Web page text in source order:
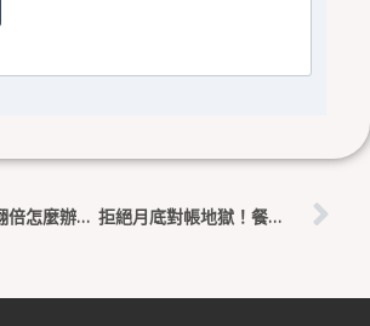
2026廣告費翻倍怎麼辦？餐飲零售拒絕LINE群發訊息，用AI自動化活化熟客資產 拒絕月底對帳地獄！餐飲零售用 AI 數據中台打破多通路金流盲區